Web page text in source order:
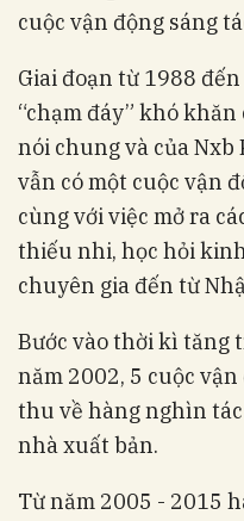
cuộc vận động sáng
Giai đoạn từ 1988
“chạm đáy” khó
nói chung và của
vẫn có một cuộc vận
cùng với việc mở ra
thiếu nhi, học hỏi
chuyên gia đến từ
Bước vào thời kì tăng
năm 2002, 5 cuộc
thu về hàng nghìn
nhà xuất bản.
Từ năm 2005 - 2015